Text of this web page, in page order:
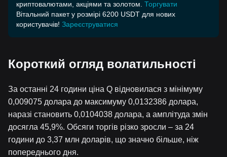
криптовалютами, акціями та золотом. Торгувати
Вітальний пакет у розмірі 6200 USDT для нових
користувачів! Зареєструватися
Короткий огляд волатильності
За останні 24 години ціна Q відновилася з мінімуму
0,009075 долара до максимуму 0,0132386 долара,
наразі становить 0,0104038 долара, а амплітуда змін
досягла 45,9%. Обсяги торгів різко зросли – за 24
години до 3,37 млн доларів, що значно більше, ніж
попереднього дня.